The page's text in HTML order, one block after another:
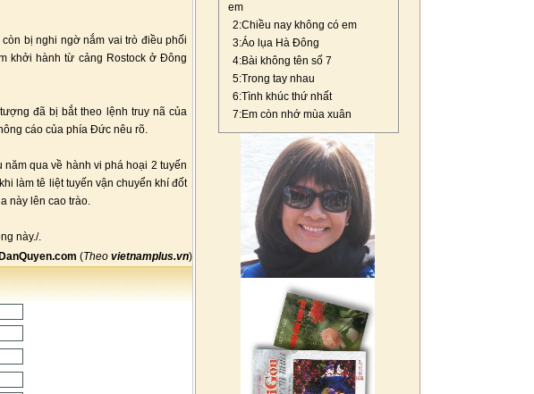
bị nghi ngờ nắm vai trò điều phối
khởi hành từ cảng Rostock ở Đông
đã bị bắt theo lệnh truy nã của
cáo của phía Đức nêu rõ.
qua về hành vi phá hoại 2 tuyến
làm tê liệt tuyến vận chuyển khí đốt
này lên cao trào.
này./.
DanQuyen.com (Theo vietnamplus.vn)
em
2:Chiều nay không có em
3:Áo lụa Hà Đông
4:Bài không tên số 7
5:Trong tay nhau
6:Tình khúc thứ nhất
7:Em còn nhớ mùa xuân